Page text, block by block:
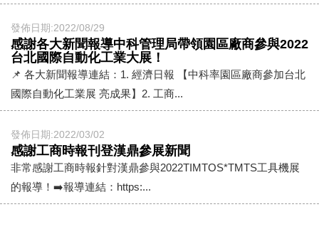
發佈日期:2022/08/29
感謝各大新聞報導中科管理局帶領園區廠商參與2022
台北國際自動化工業大展！
📌 各大新聞報導連結：1. 經濟日報 【中科率園區廠商參加台北
國際自動化工業展 亮成果】2. 工商...
發佈日期:2022/03/02
感謝工商時報刊登漢鼎參展新聞
非常感謝工商時報針對漢鼎參與2022TIMTOS*TMTS工具機展
的報導！➡️報導連結：https:...